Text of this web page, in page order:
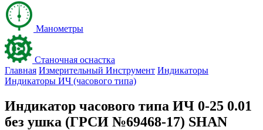
Манометры
Станочная оснастка
Главная Измерительный Инструмент Индикаторы
Индикаторы ИЧ (часового типа)
Индикатор часового типа ИЧ 0-25 0.01
без ушка (ГРСИ №69468-17) SHAN